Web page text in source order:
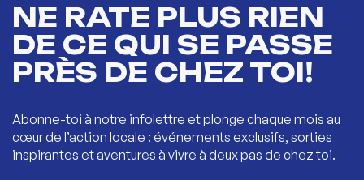
NE RATE PLUS RIEN
DE CE QUI SE PASSE
PRÈS DE CHEZ TOI!
Abonne-toi à notre infolettre et plonge chaque mois au
cœur de l’action locale : événements exclusifs, sorties
inspirantes et aventures à vivre à deux pas de chez toi.